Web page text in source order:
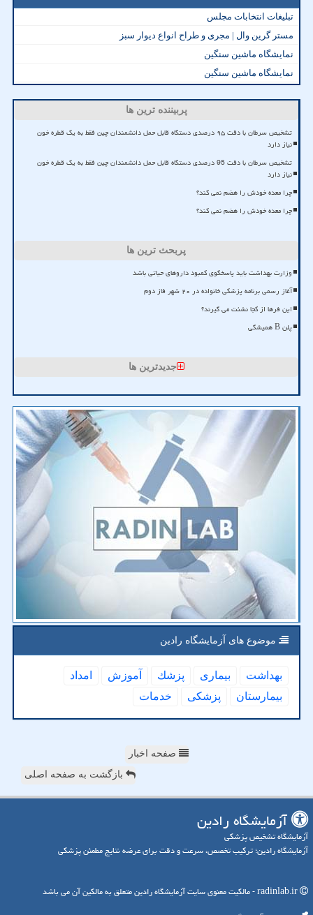
تبلیغات انتخابات مجلس
مستر گرین وال | مجری و طراح انواع دیوار سبز
نمایشگاه ماشین سنگین
نمایشگاه ماشین سنگین
پربیننده ترین ها
تشخیص سرطان با دقت ۹۵ درصدی دستگاه قابل حمل دانشمندان چین فقط به یک قطره خون
نیاز دارد
تشخیص سرطان با دقت 95 درصدی دستگاه قابل حمل دانشمندان چین فقط به یک قطره خون
نیاز دارد
چرا معده خودش را هضم نمی کند؟
چرا معده خودش را هضم نمی کند؟
پربحث ترین ها
وزارت بهداشت باید پاسخگوی کمبود داروهای حیاتی باشد
آغاز رسمی برنامه پزشکی خانواده در ۲۰ شهر فاز دوم
این فرها از کجا نشئت می گیرند؟
پلن B همیشگی
جدیدترین ها
موضوع های آزمایشگاه رادین
بهداشت بیماری پزشك آموزش
امداد
بیمارستان
پزشكی خدمات
صفحه اخبار
بازگشت به صفحه اصلی
آزمایشگاه رادین
آزمایشگاه تشخیص پزشکی
آزمایشگاه رادین؛ ترکیب تخصص، سرعت و دقت برای عرضه نتایج مطمئن پزشکی